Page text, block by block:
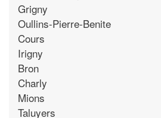
Grigny
Oullins-Pierre-Benite
Cours
Irigny
Bron
Charly
Mions
Taluyers